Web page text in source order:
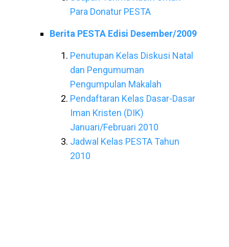
Para Donatur PESTA
Berita PESTA Edisi Desember/2009
Penutupan Kelas Diskusi Natal
dan Pengumuman
Pengumpulan Makalah
Pendaftaran Kelas Dasar-Dasar
Iman Kristen (DIK)
Januari/Februari 2010
Jadwal Kelas PESTA Tahun
2010